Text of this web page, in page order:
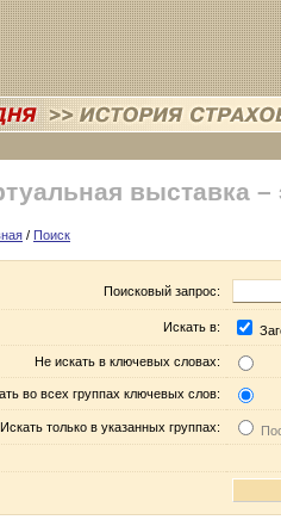
выставка –
/ Поиск
Поисковый запрос:
Искать в:
Не искать в ключевых словах:
во всех группах ключевых слов:
Искать только в указанных группах: